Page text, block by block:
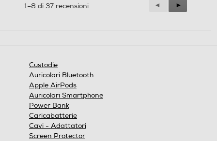
1–8 di 37 recensioni
Precedente
Reviews
◄
Successiva
Reviews
►
Custodie
Auricolari Bluetooth
Apple AirPods
Auricolari Smartphone
Power Bank
Caricabatterie
Cavi - Adattatori
Screen Protector